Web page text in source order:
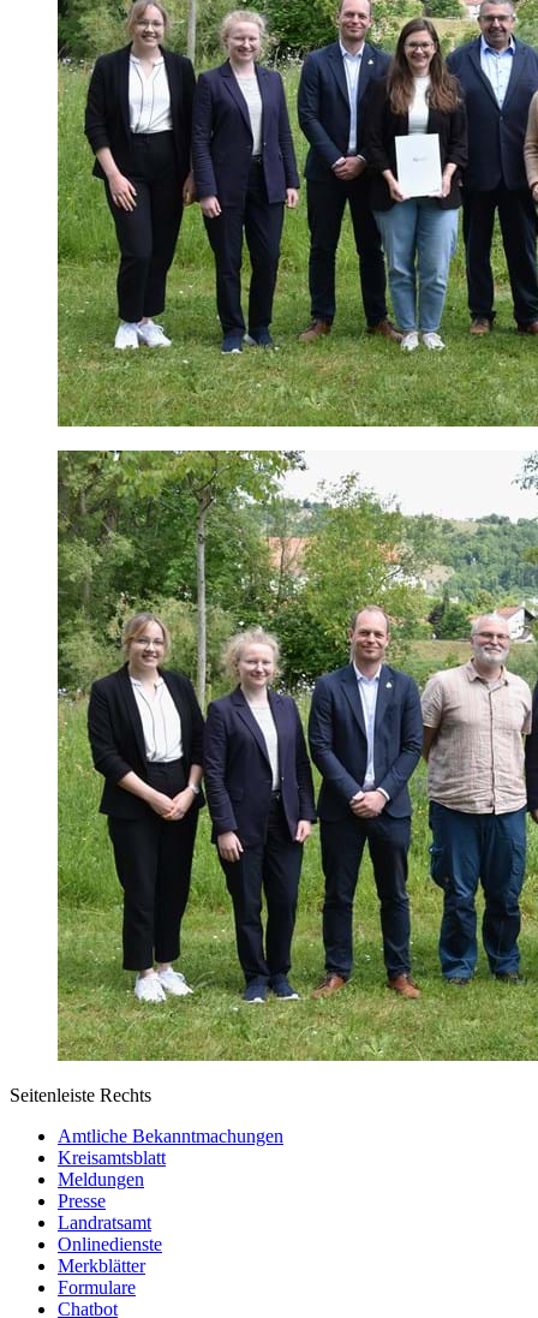
Seitenleiste Rechts
Amtliche Bekanntmachungen
Kreisamtsblatt
Meldungen
Presse
Landratsamt
Onlinedienste
Merkblätter
Formulare
Chatbot